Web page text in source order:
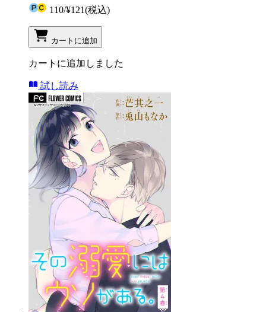
110/¥121(税込)
カートに追加
カートに追加しました
試し読み